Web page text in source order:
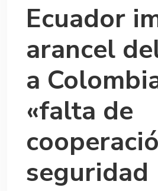
Ecuador
arancel
a
«falta de
seguridad